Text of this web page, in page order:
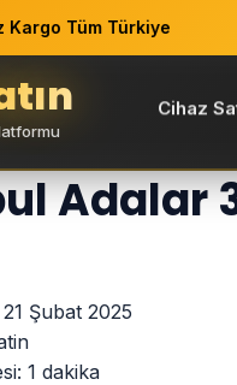
Tüm Türkiye
Cihaz
Adalar
21 Şubat 2025
1 dakika